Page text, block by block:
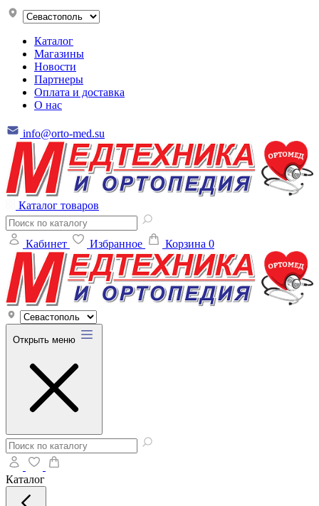
Каталог
Магазины
Новости
Партнеры
Оплата и доставка
О нас
info@orto-med.su
Каталог товаров
Кабинет Избранное Корзина 0
Открыть меню
Каталог